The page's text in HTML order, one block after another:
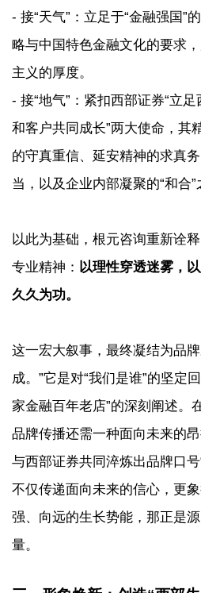
- 接“天气”：立足于“金融强国”
略与中国特色金融文化的要求
主义的厚度。
- 接“地气”：紧扣西部证券“立
和客户共同成长”两大使命，其
的守真重信、延安精神的求真
当，以及企业内部凝聚的“和合”
以此为基础，根元咨询重新诠
专业精神： 以理性穿透迷雾，
久久为功。
这一宏大叙事，最终凝结为品
成。”它是对“我们是谁”的坚定
家金融百年老店”的深刻阐述。
品牌传播还需一种面向未来的
与西部证券共同淬炼出品牌口
不仅传递面向未来的信心，更
强、向远的生长势能，那正是
量。